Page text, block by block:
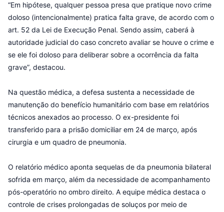
“Em hipótese, qualquer pessoa presa que pratique novo crime
doloso (intencionalmente) pratica falta grave, de acordo com o
art. 52 da Lei de Execução Penal. Sendo assim, caberá à
autoridade judicial do caso concreto avaliar se houve o crime e
se ele foi doloso para deliberar sobre a ocorrência da falta
grave”, destacou.
Na questão médica, a defesa sustenta a necessidade de
manutenção do benefício humanitário com base em relatórios
técnicos anexados ao processo. O ex-presidente foi
transferido para a prisão domiciliar em 24 de março, após
cirurgia e um quadro de pneumonia.
O relatório médico aponta sequelas de da pneumonia bilateral
sofrida em março, além da necessidade de acompanhamento
pós-operatório no ombro direito. A equipe médica destaca o
controle de crises prolongadas de soluços por meio de